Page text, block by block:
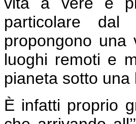
particolare dal
propongono
luoghi remoti e
pianeta sotto una
È infatti proprio